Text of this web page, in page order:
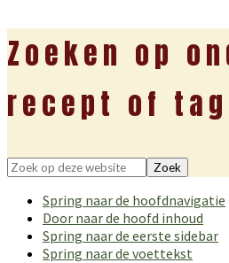
Zoeken op
recept of tag
Zoek
deze
website
Spring naar de hoofdnavigatie
Door naar de hoofd inhoud
Spring naar de eerste sidebar
Spring naar de voettekst